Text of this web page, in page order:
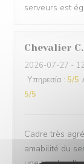
serveurs est
Chevalier C
2026-07-27 -
Υπηρεσία : 5/5
5/5
Cadre très
amabilité du